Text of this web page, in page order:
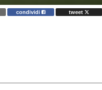
condividi tweet